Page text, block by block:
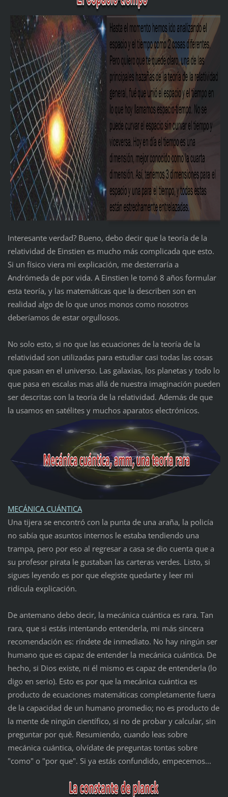
Interesante verdad? Bueno, debo decir que la teoría de la
relatividad de Einstien es mucho más complicada que esto.
Si un físico viera mi explicación, me desterraría a
Andrómeda de por vida. A Einstien le tomó 8 años formular
esta teoría, y las matemáticas que la describen son en
realidad algo de lo que unos monos como nosotros
deberíamos de estar orgullosos.
No solo esto, si no que las ecuaciones de la teoría de la
relatividad son utilizadas para estudiar casi todas las cosas
que pasan en el universo. Las galaxias, los planetas y todo lo
que pasa en escalas mas allá de nuestra imaginación pueden
ser descritas con la teoría de la relatividad. Además de que
la usamos en satélites y muchos aparatos electrónicos.
MECÁNICA CUÁNTICA
Una tijera se encontró con la punta de una araña, la policía
no sabía que asuntos internos le estaba tendiendo una
trampa, pero por eso al regresar a casa se dio cuenta que a
su profesor pirata le gustaban las carteras verdes. Listo, si
sigues leyendo es por que elegiste quedarte y leer mi
ridícula explicación.
De antemano debo decir, la mecánica cuántica es rara. Tan
rara, que si estás intentando entenderla, mi más sincera
recomendación es: ríndete de inmediato. No hay ningún ser
humano que es capaz de entender la mecánica cuántica. De
hecho, si Dios existe, ni él mismo es capaz de entenderla (lo
digo en serio). Esto es por que la mecánica cuántica es
producto de ecuaciones matemáticas completamente fuera
de la capacidad de un humano promedio; no es producto de
la mente de ningún científico, si no de probar y calcular, sin
preguntar por qué. Resumiendo, cuando leas sobre
mecánica cuántica, olvídate de preguntas tontas sobre
"como" o "por que". Si ya estás confundido, empecemos...